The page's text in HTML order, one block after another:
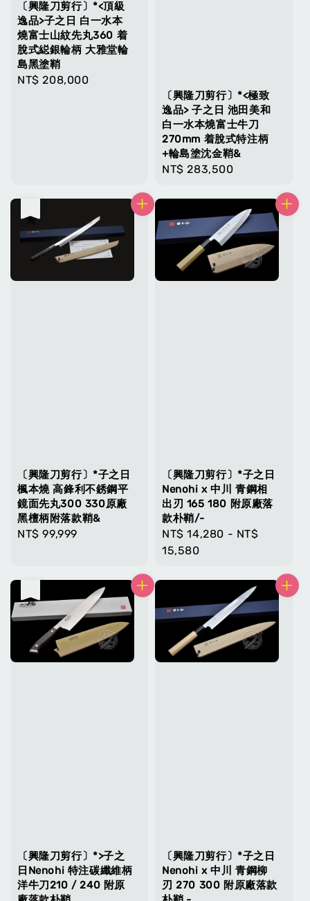
〔興隆刀剪行〕*<頂級
逸品>子之日 白一水本
燒富士山紋先丸360 着
脫式縂銀輪柄 大雅堂輪
島黑塗鞘
Regular
NT$ 208,000
〔興隆刀剪行〕*<極致
逸品> 子之日 池田美和
白一水本燒富士牛刀
270mm 着脫式特注柄
+輪島塗沈金鞘&
Regular
NT$ 283,500
〔興隆刀剪行〕*子之日
楓本燒 高鋒利不銹鋼平
鏡面先丸300 330原廠
黑檀柄附落款鞘&
Regular
NT$ 99,999
〔興隆刀剪行〕*子之日
Nenohi x 中川 青鋼相
出刃 165 180 附原廠落
款朴鞘/-
Regular
price
NT$ 14,280 - NT$
15,580
〔興隆刀剪行〕*>子之
日Nenohi 特注碳纖維柄
洋牛刀210 / 240 附原
〔興隆刀剪行〕*子之日
Nenohi x 中川 青鋼柳
刃 270 300 附原廠落款